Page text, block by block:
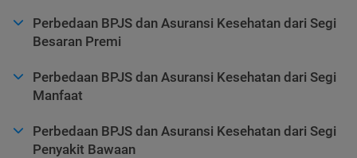
Perbedaan BPJS dan Asuransi Kesehatan dari Segi
Besaran Premi
Perbedaan BPJS dan Asuransi Kesehatan dari Segi
Manfaat
Perbedaan BPJS dan Asuransi Kesehatan dari Segi
Penyakit Bawaan